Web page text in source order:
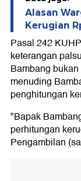
Alasan
Kerugian
Pasal 242
keterangan
Bambang
menuding
penghitungan
"Bapak
perhitungan
Pengambilan